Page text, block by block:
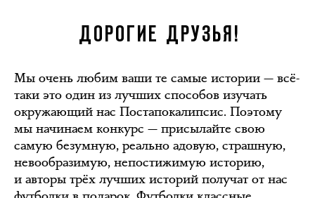
ДОРОГИЕ ДРУЗЬЯ!
Мы очень любим ваши те самые истории — всё-
таки это один из лучших способов изучать
окружающий нас Постапокалипсис. Поэтому
мы начинаем конкурс — присылайте свою
самую безумную, реально адовую, страшную,
невообразимую, непостижимую историю,
и авторы трёх лучших историй получат от нас